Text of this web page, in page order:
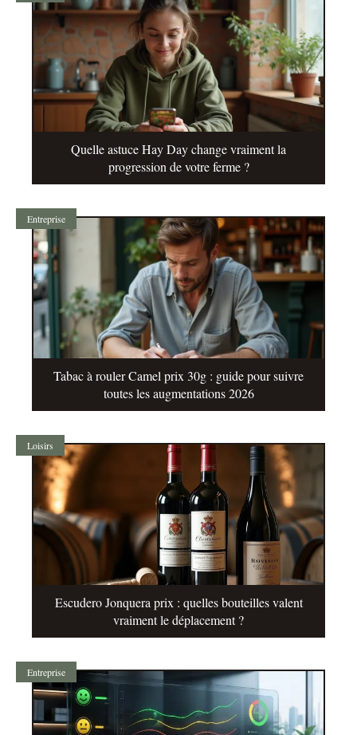
Quelle astuce Hay Day change vraiment la
progression de votre ferme ?
Entreprise
Tabac à rouler Camel prix 30g : guide pour suivre
toutes les augmentations 2026
Loisirs
Escudero Jonquera prix : quelles bouteilles valent
vraiment le déplacement ?
Entreprise